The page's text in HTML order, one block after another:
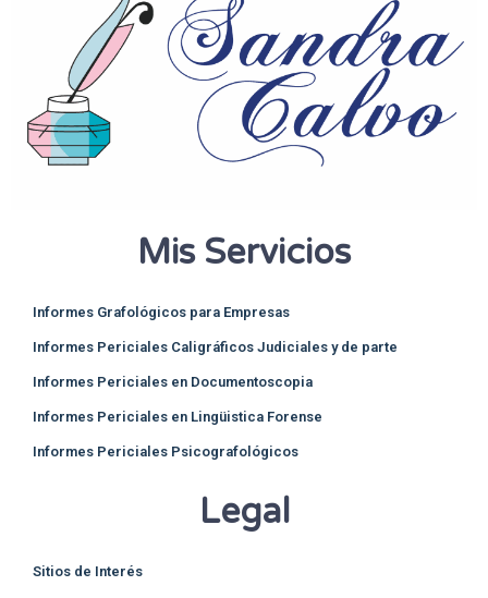
Mis Servicios
Informes Grafológicos para Empresas
Informes Periciales Caligráficos Judiciales y de parte
Informes Periciales en Documentoscopia
Informes Periciales en Lingüistica Forense
Informes Periciales Psicografológicos
Legal
Sitios de Interés